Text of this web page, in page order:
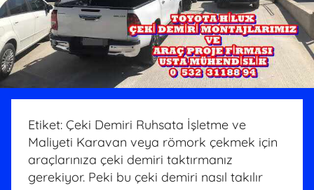
Etiket: Çeki Demiri Ruhsata İşletme ve
Maliyeti Karavan veya römork çekmek için
araçlarınıza çeki demiri taktırmanız
gerekiyor. Peki bu çeki demiri nasıl takılır